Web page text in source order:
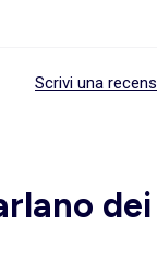
Scrivi una